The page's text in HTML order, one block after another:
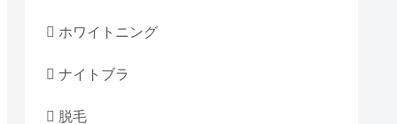
ホワイトニング
ナイトブラ
脱毛